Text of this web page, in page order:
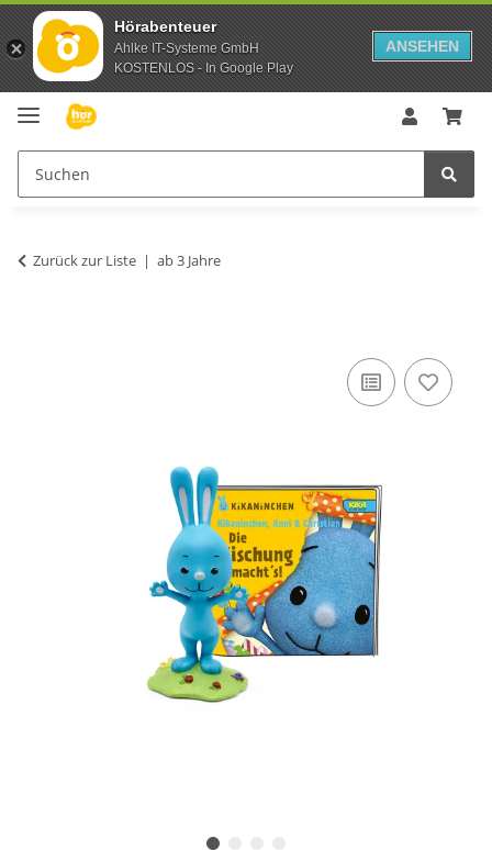
Hörabenteuer
Ahlke IT-Systeme GmbH
KOSTENLOS - In Google Play
ANSEHEN
Zurück zur Liste ab 3 Jahre